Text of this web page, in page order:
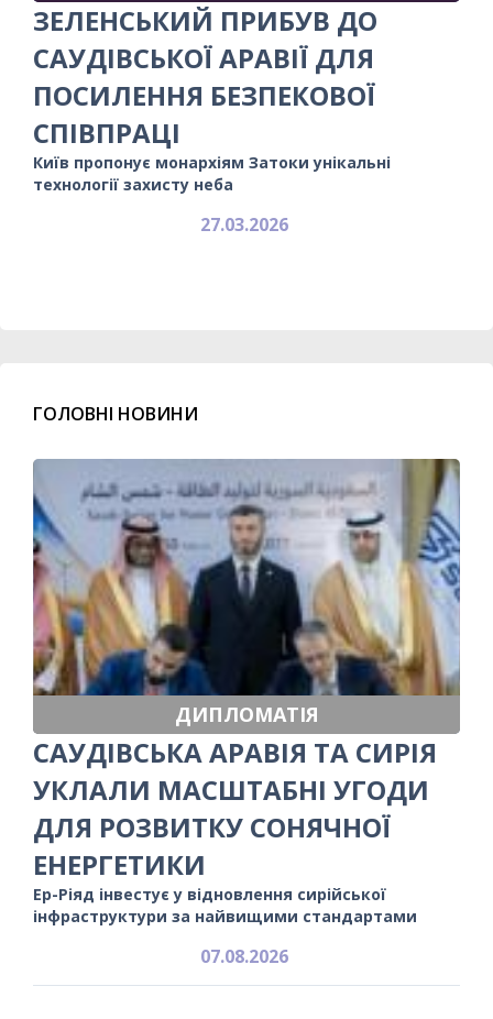
ЗЕЛЕНСЬКИЙ ПРИБУВ ДО
САУДІВСЬКОЇ АРАВІЇ ДЛЯ
ПОСИЛЕННЯ БЕЗПЕКОВОЇ
СПІВПРАЦІ
Київ пропонує монархіям Затоки унікальні
технології захисту неба
27.03.2026
ГОЛОВНІ НОВИНИ
ДИПЛОМАТІЯ
САУДІВСЬКА АРАВІЯ ТА СИРІЯ
УКЛАЛИ МАСШТАБНІ УГОДИ
ДЛЯ РОЗВИТКУ СОНЯЧНОЇ
ЕНЕРГЕТИКИ
Ер-Ріяд інвестує у відновлення сирійської
інфраструктури за найвищими стандартами
07.08.2026